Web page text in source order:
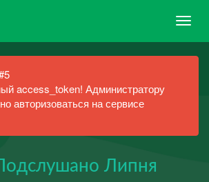
access_token! Администратору
авторизоваться на сервисе
Липня